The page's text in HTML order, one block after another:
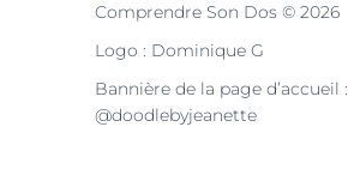
Comprendre Son Dos © 2026
Logo : Dominique G
Bannière de la page d’accueil :
@doodlebyjeanette